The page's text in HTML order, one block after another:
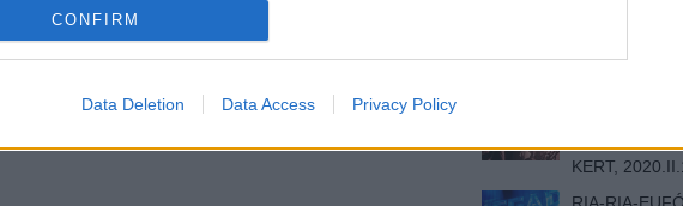
CONFIRM
Data Deletion Data Access Privacy Policy
NAPLÓJA -
MÉLY
LEPROUS,
KERT,